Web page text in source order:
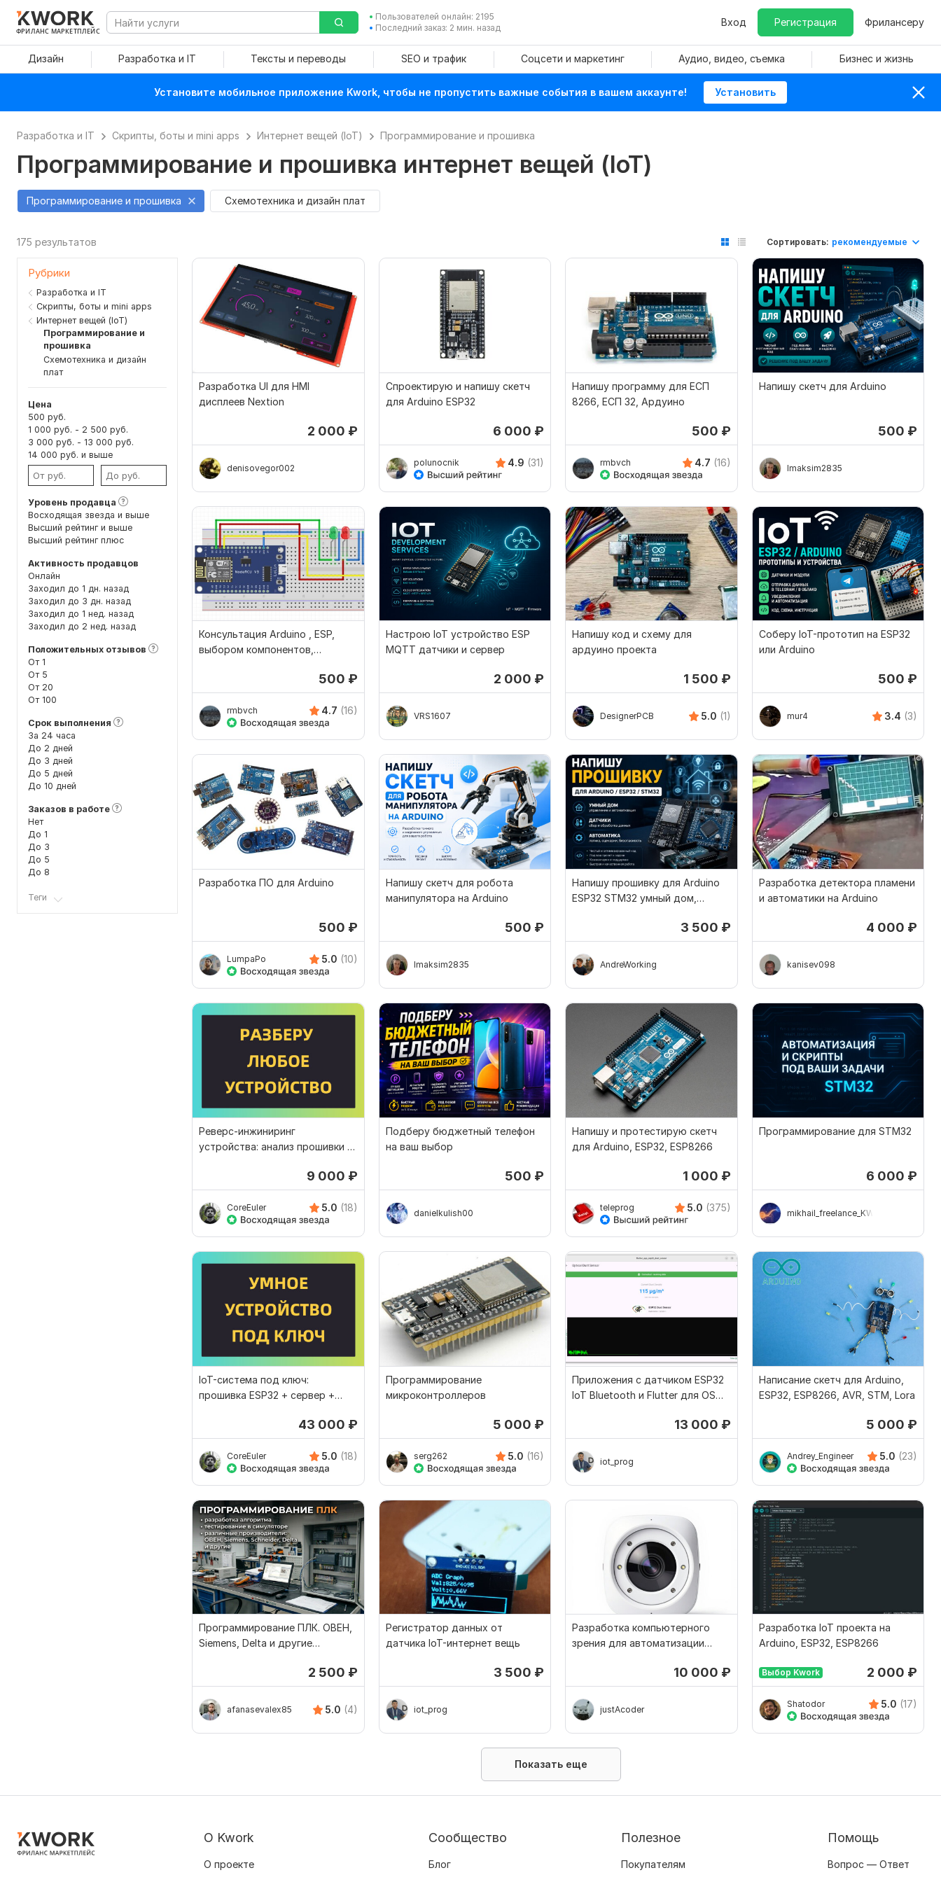
ФРИЛАНС МАРКЕТПЛЕЙС
Пользователей онлайн: 2195
Последний заказ: 2 мин. назад
Вход Регистрация Фрилансеру
Дизайн Разработка и IT Тексты и переводы SEO и трафик Соцсети и маркетинг Аудио, видео, съемка Бизнес и жизнь
Установите мобильное приложение Kwork, чтобы не пропустить важные события в вашем аккаунте! Установить
Разработка и IT Скрипты, боты и mini apps Интернет вещей (IoT) Программирование и прошивка
Программирование и прошивка интернет вещей (IoT)
Программирование и прошивка Схемотехника и дизайн плат
175 результатов Сортировать: рекомендуемые
Рубрики
Разработка и IT
Скрипты, боты и mini apps
Интернет вещей (IoT)
Программирование и
прошивка
Схемотехника и дизайн
плат
Цена
500 руб.
1 000 руб. - 2 500 руб.
3 000 руб. - 13 000 руб.
14 000 руб. и выше
Уровень продавца
Восходящая звезда и выше
Высший рейтинг и выше
Высший рейтинг плюс
Активность продавцов
Онлайн
Заходил до 1 дн. назад
Заходил до 3 дн. назад
Заходил до 1 нед. назад
Заходил до 2 нед. назад
Положительных отзывов
От 1
От 5
От 20
От 100
Срок выполнения
За 24 часа
До 2 дней
До 3 дней
До 5 дней
До 10 дней
Заказов в работе
Нет
До 1
До 3
До 5
До 8
Теги
Разработка UI для HMI
дисплеев Nextion
2 000 ₽
denisovegor002
Спроектирую и напишу скетч
для Arduino ESP32
6 000 ₽
polunocnik 4.9 (31)
Напишу программу для ЕСП
8266, ЕСП 32, Ардуино
500 ₽
rmbvch 4.7 (16)
Напишу скетч для Arduino
500 ₽
Imaksim2835
Консультация Arduino , ESP,
выбором компонентов,
500 ₽
rmbvch 4.7 (16)
Настрою IoT устройство ESP
MQTT датчики и сервер
2 000 ₽
VRS1607
Напишу код и схему для
ардуино проекта
1 500 ₽
DesignerPCB 5.0 (1)
Соберу IoT-прототип на ESP32
или Arduino
500 ₽
mur4 3.4 (3)
Разработка ПО для Arduino
500 ₽
LumpaPo 5.0 (10)
Напишу скетч для робота
манипулятора на Arduino
500 ₽
Imaksim2835
Напишу прошивку для Arduino
ESP32 STM32 умный дом,
3 500 ₽
AndreWorking
Разработка детектора пламени
и автоматики на Arduino
4 000 ₽
kanisev098
Реверс-инжиниринг
устройства: анализ прошивки и
9 000 ₽
CoreEuler 5.0 (18)
Подберу бюджетный телефон
на ваш выбор
500 ₽
danielkulish00
Напишу и протестирую скетч
для Arduino, ESP32, ESP8266
1 000 ₽
teleprog 5.0 (375)
Программирование для STM32
6 000 ₽
mikhail_freelance_KW
IoT-система под ключ:
прошивка ESP32 + сервер +
43 000 ₽
CoreEuler 5.0 (18)
Программирование
микроконтроллеров
5 000 ₽
serg262 5.0 (16)
Приложения с датчиком ESP32
IoT Bluetooth и Flutter для OS
13 000 ₽
iot_prog
Написание скетч для Arduino,
ESP32, ESP8266, AVR, STM, Lora
5 000 ₽
Andrey_Engineer 5.0 (23)
Программирование ПЛК. ОВЕН,
Siemens, Delta и другие
2 500 ₽
afanasevalex85 5.0 (4)
Регистратор данных от
датчика IoT-интернет вещь
3 500 ₽
iot_prog
Разработка компьютерного
зрения для автоматизации
10 000 ₽
justAcoder
Разработка IoT проекта на
Arduino, ESP32, ESP8266
Выбор Kwork 2 000 ₽
Shatodor 5.0 (17)
Показать еще
О Kwork
О проекте
Сообщество
Блог
Полезное
Покупателям
Помощь
Вопрос — Ответ